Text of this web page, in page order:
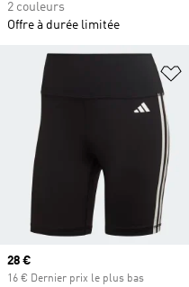
2 couleurs
Offre à durée limitée
Prix actuel
28 €
16 € Dernier prix le plus bas